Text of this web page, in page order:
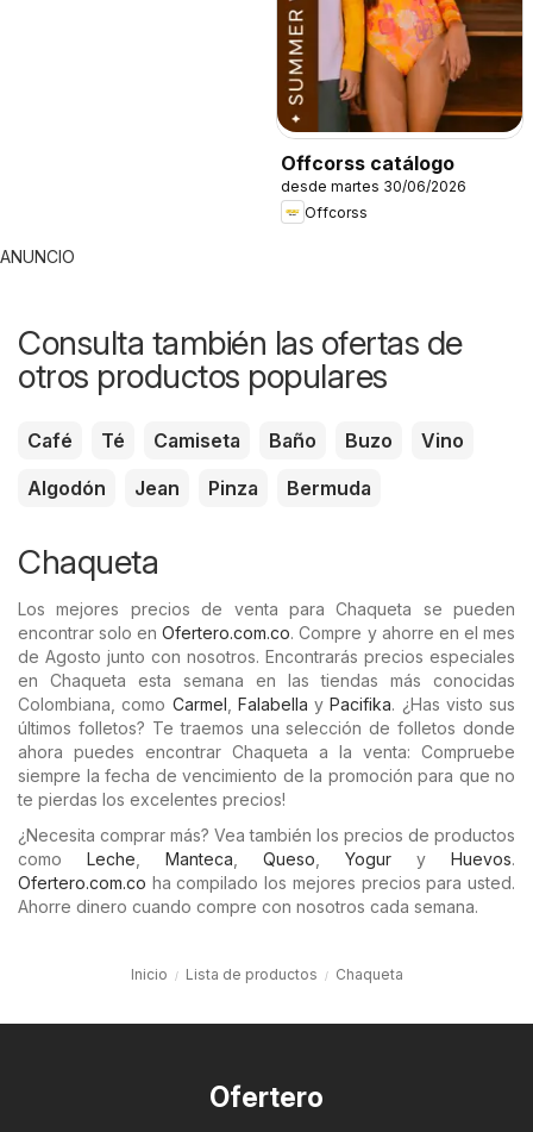
Offcorss catálogo
desde martes 30/06/2026
Offcorss
ANUNCIO
Consulta también las ofertas de
otros productos populares
Café Té Camiseta Baño Buzo
Vino
Algodón
Jean Pinza Bermuda
Chaqueta
Los mejores precios de venta para Chaqueta se pueden
encontrar solo enOfertero.com.co. Compre y ahorre en el mes
de Agosto junto con nosotros. Encontrarás precios especiales
en Chaqueta esta semana en las tiendas más conocidas
Colombiana, como Carmel, Falabella yPacifika. ¿Has visto sus
últimos folletos? Te traemos una selección de folletos donde
ahora puedes encontrar Chaqueta a la venta: Compruebe
siempre la fecha de vencimiento de la promoción para que no
te pierdas los excelentes precios!
¿Necesita comprar más? Vea también los precios de productos
como Leche, Manteca, Queso, Yogur y Huevos.
Ofertero.com.co ha compilado los mejores precios para usted.
Ahorre dinero cuando compre con nosotros cada semana.
Inicio Lista de productos Chaqueta
Ofertero